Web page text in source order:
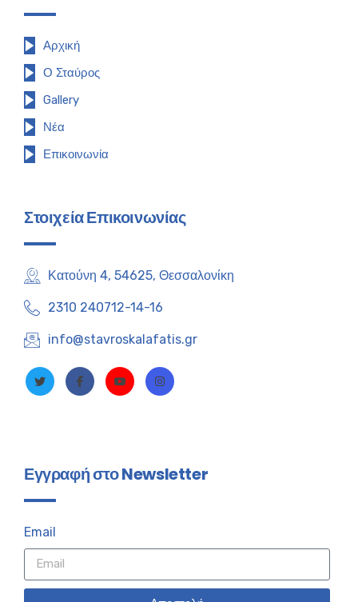
Αρχική
Ο Σταύρος
Gallery
Νέα
Επικοινωνία
Στοιχεία Επικοινωνίας
Κατούνη 4, 54625, Θεσσαλονίκη
2310 240712-14-16
info@stavroskalafatis.gr
Εγγραφή στο Newsletter
Email